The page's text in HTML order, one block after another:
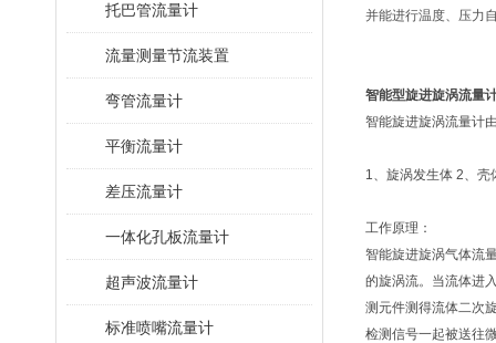
托巴管流量计
流量测量节流装置
弯管流量计
平衡流量计
差压流量计
一体化孔板流量计
超声波流量计
标准喷嘴流量计
并能进行温度、压力
智能型旋进旋涡流量
智能旋进旋涡流量计
1、旋涡发生体 2、
工作原理：
智能旋进旋涡气体流
的旋涡流。当流体进
测元件测得流体二次
检测信号一起被送往